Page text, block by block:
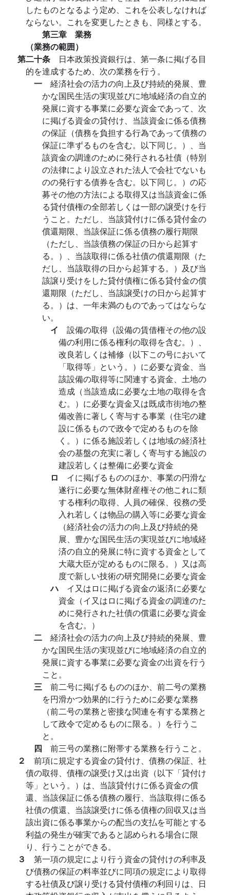
したものとなるよう定め、これを公表しなければ
ならない。これを変更したときも、同様とする。
第三章 業務
（業務の範囲）
第二十条 日本政策投資銀行は、第一条に掲げる目
的を達成するため、次の業務を行う。
一 経済社会の活力の向上及び持続的発展、豊
かな国民生活の実現並びに地域経済の自立的
発展に資する事業に必要な資金であって、次
に掲げる資金の貸付け、当該資金に係る債務
の保証（債務を負担する行為であって債務の
保証に準ずるものを含む。以下同じ。）、当
該資金の調達のために発行される社債（特別
の法律により設立された法人で会社でないも
のの発行する債券を含む。以下同じ。）の応
募その他の方法による取得又は当該資金に係
る貸付債権の全部若しくは一部の譲受けを行
うこと。ただし、当該貸付けに係る貸付金の
償還期限、当該保証に係る債務の履行期限
（ただし、当該債務の保証の日から起算す
る。）、当該取得に係る社債の償還期限（た
だし、当該取得の日から起算する。）及び当
該譲り受けをした貸付債権に係る貸付金の償
還期限（ただし、当該譲受けの日から起算す
る。）は、一年未満のものであってはならな
い。
イ 設備の取得（設備の賃借権その他の設
備の利用に係る権利の取得を含む。）、
改良若しくは補修（以下この号において
「取得等」という。）に必要な資金、当
該設備の取得等に関連する資金、土地の
造成（当該造成に必要な土地の取得を含
む。）に必要な資金又は既成市街地の整
備改善に著しく寄与する事業（住宅の建
設に係るもので政令で定めるものを除
く。）に係る施設若しくは地域の経済社
会の基盤の充実に著しく寄与する施設の
建設若しくは整備に必要な資金
ロ イに掲げるもののほか、事業の円滑な
遂行に必要な無体財産権その他これに類
する権利の取得、人員の確保、役務の受
入れ若しくは物品の購入等に必要な資金
（経済社会の活力の向上及び持続的発
展、豊かな国民生活の実現並びに地域経
済の自立的発展に特に資する資金として
大蔵大臣が定めるものに限る。）又は高
度で新しい技術の研究開発に必要な資金
ハ イ又はロに掲げる資金の返済に必要な
資金（イ又はロに掲げる資金の調達のた
めに発行された社債の償還に必要な資金
を含む。）
二 経済社会の活力の向上及び持続的発展、豊
かな国民生活の実現並びに地域経済の自立的
発展に資する事業に必要な資金の出資を行う
こと。
三 前二号に掲げるもののほか、前二号の業務
を円滑かつ効果的に行うために必要な業務
（前二号の業務と密接な関連を有する業務と
して政令で定めるものに限る。）を行うこ
と。
四 前三号の業務に附帯する業務を行うこと。
２ 前項に規定する資金の貸付け、債務の保証、社
債の取得、債権の譲受け又は出資（以下「貸付け
等」という。）は、当該貸付けに係る資金の償
還、当該保証に係る債務の履行、当該取得に係る
社債の償還、当該譲受けに係る債権の回収又は当
該出資に係る事業からの配当の支払を可能とする
利益の発生が確実であると認められる場合に限
り、行うことができる。
３ 第一項の規定により行う資金の貸付けの利率及
び債務の保証の料率並びに同項の規定により取得
する社債及び譲り受ける貸付債権の利回りは、日